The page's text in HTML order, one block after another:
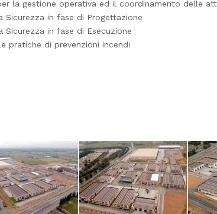
la gestione operativa ed il coordinamento delle
Sicurezza in fase di Progettazione
in fase di Esecuzione
pratiche di prevenzioni incendi